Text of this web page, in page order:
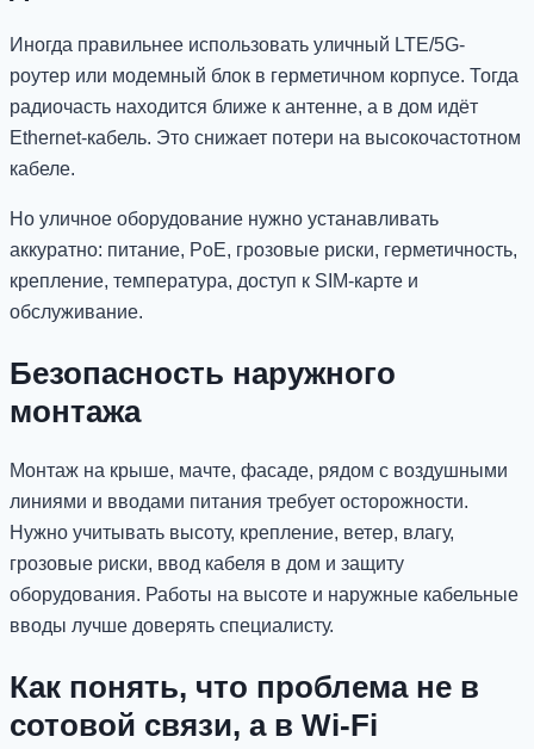
Иногда правильнее использовать уличный LTE/5G-
роутер или модемный блок в герметичном корпусе. Тогда
радиочасть находится ближе к антенне, а в дом идёт
Ethernet-кабель. Это снижает потери на высокочастотном
кабеле.
Но уличное оборудование нужно устанавливать
аккуратно: питание, PoE, грозовые риски, герметичность,
крепление, температура, доступ к SIM-карте и
обслуживание.
Безопасность наружного
монтажа
Монтаж на крыше, мачте, фасаде, рядом с воздушными
линиями и вводами питания требует осторожности.
Нужно учитывать высоту, крепление, ветер, влагу,
грозовые риски, ввод кабеля в дом и защиту
оборудования. Работы на высоте и наружные кабельные
вводы лучше доверять специалисту.
Как понять, что проблема не в
сотовой связи, а в Wi-Fi